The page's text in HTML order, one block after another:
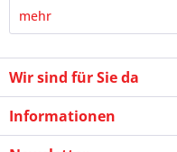
mehr
Wir sind für Sie da
Informationen